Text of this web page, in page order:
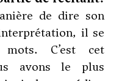
de dire son
il se
C’est cet
avons le plus